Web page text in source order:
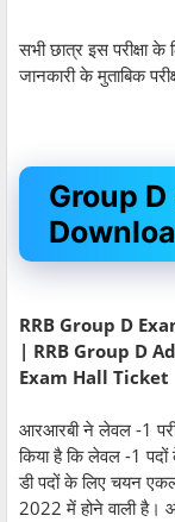
सभी छात्र इस परीक्षा
जानकारी के मुताबिक
Group
RRB Group D
| RRB Group D
Exam Hall Ticket
आरआरबी ने लेवल -1
किया है कि लेवल -1 पदों
डी पदों के लिए चयन एकल
2022 में होने वाली है।